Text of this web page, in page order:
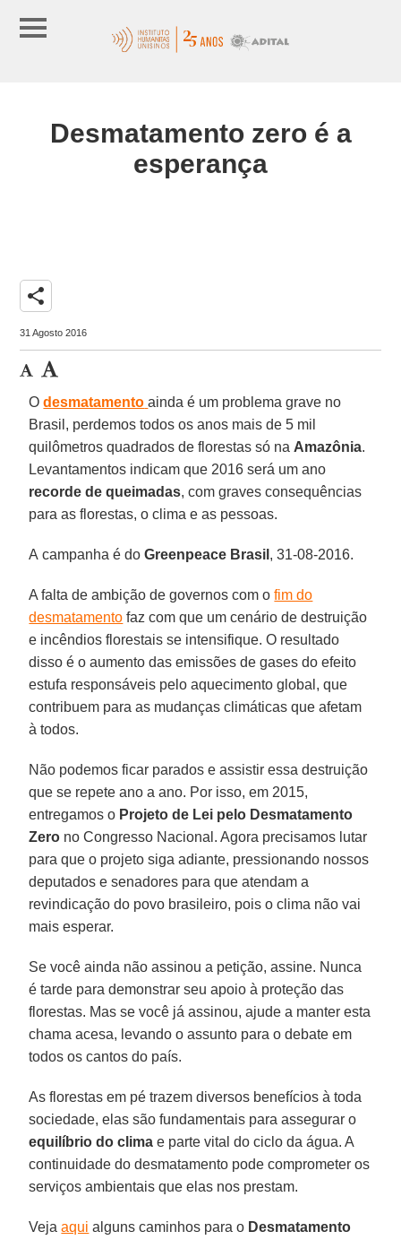
Desmatamento zero é a
esperança
share
31 Agosto 2016
Odesmatamento ainda é um problema grave no
Brasil, perdemos todos os anos mais de 5 mil
quilômetros quadrados de florestas só na Amazônia.
Levantamentos indicam que 2016 será um ano
recorde de queimadas, com graves consequências
para as florestas, o clima e as pessoas.
A campanha é do Greenpeace Brasil , 31-08-2016.
A falta de ambição de governos com ofim do
desmatamento faz com que um cenário de destruição
e incêndios florestais se intensifique. O resultado
disso é o aumento das emissões de gases do efeito
estufa responsáveis pelo aquecimento global, que
contribuem para as mudanças climáticas que afetam
à todos.
Não podemos ficar parados e assistir essa destruição
que se repete ano a ano. Por isso, em 2015,
entregamos o Projeto de Lei pelo Desmatamento
Zero no Congresso Nacional. Agora precisamos lutar
para que o projeto siga adiante, pressionando nossos
deputados e senadores para que atendam a
revindicação do povo brasileiro, pois o clima não vai
mais esperar.
Se você ainda não assinou a petição, assine. Nunca
é tarde para demonstrar seu apoio à proteção das
florestas. Mas se você já assinou, ajude a manter esta
chama acesa, levando o assunto para o debate em
todos os cantos do país.
As florestas em pé trazem diversos benefícios à toda
sociedade, elas são fundamentais para assegurar o
equilíbrio do clima e parte vital do ciclo da água. A
continuidade do desmatamento pode comprometer os
serviços ambientais que elas nos prestam.
Vejaaqui alguns caminhos para o Desmatamento